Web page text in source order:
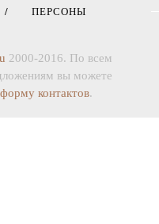
ПЕРСОНЫ
2000-2016. По всем
вы можете
форму контактов.